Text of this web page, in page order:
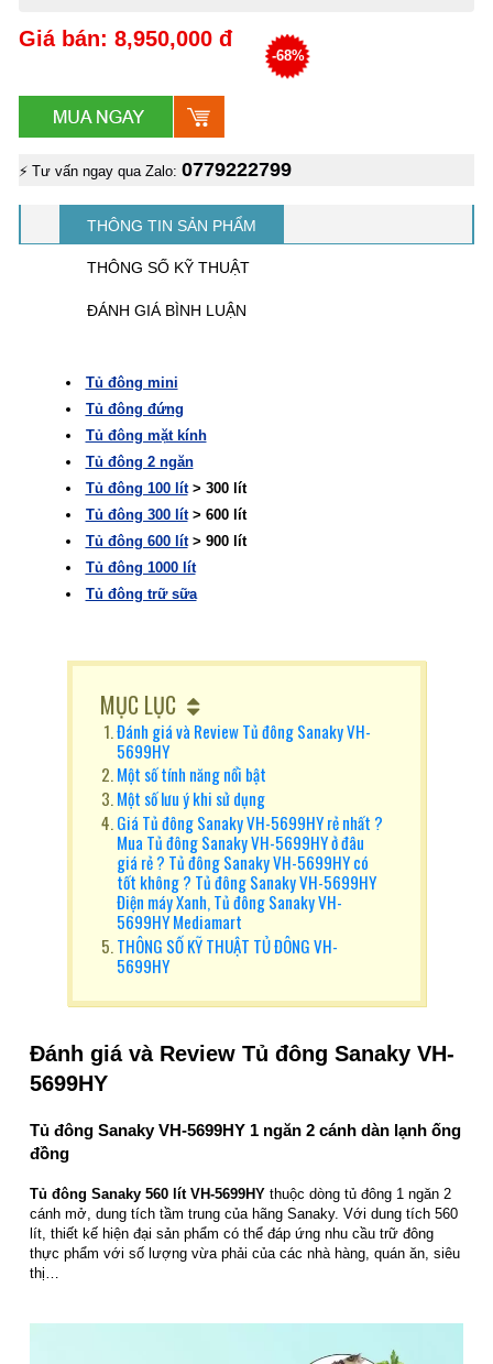
Giá bán: 8,950,000 đ
-68%
⚡ Tư vấn ngay qua Zalo: 0779222799
THÔNG TIN SẢN PHẨM
THÔNG SỐ KỸ THUẬT
ĐÁNH GIÁ BÌNH LUẬN
Tủ đông mini
Tủ đông đứng
Tủ đông mặt kính
Tủ đông 2 ngăn
Tủ đông 100 lít> 300 lít
Tủ đông 300 lít> 600 lít
Tủ đông 600 lít> 900 lít
Tủ đông 1000 lít
Tủ đông trữ sữa
MỤC LỤC
Đánh giá và Review Tủ đông Sanaky VH-
5699HY
Một số tính năng nổi bật
Một số lưu ý khi sử dụng
Giá Tủ đông Sanaky VH-5699HY rẻ nhất ?
Mua Tủ đông Sanaky VH-5699HY ở đâu
giá rẻ ? Tủ đông Sanaky VH-5699HY có
tốt không ? Tủ đông Sanaky VH-5699HY
Điện máy Xanh, Tủ đông Sanaky VH-
5699HY Mediamart
THÔNG SỐ KỸ THUẬT TỦ ĐÔNG VH-
5699HY
Đánh giá và Review Tủ đông Sanaky VH-
5699HY
Tủ đông Sanaky VH-5699HY 1 ngăn 2 cánh dàn lạnh ống
đồng
Tủ đông Sanaky 560 lít VH-5699HY thuộc dòng tủ đông 1 ngăn 2
cánh mở, dung tích tầm trung của hãng Sanaky. Với dung tích 560
lít, thiết kế hiện đại sản phẩm có thể đáp ứng nhu cầu trữ đông
thực phẩm với số lượng vừa phải của các nhà hàng, quán ăn, siêu
thị…